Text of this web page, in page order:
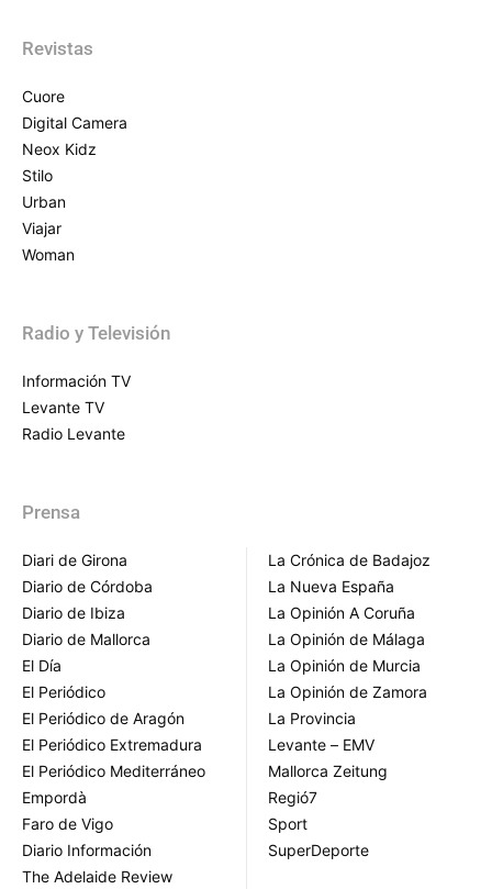
Revistas
Cuore
Digital Camera
Neox Kidz
Stilo
Urban
Viajar
Woman
Radio y Televisión
Información TV
Levante TV
Radio Levante
Prensa
Diari de Girona
Diario de Córdoba
Diario de Ibiza
Diario de Mallorca
El Día
El Periódico
El Periódico de Aragón
El Periódico Extremadura
El Periódico Mediterráneo
Empordà
Faro de Vigo
Diario Información
The Adelaide Review
La Crónica de Badajoz
La Nueva España
La Opinión A Coruña
La Opinión de Málaga
La Opinión de Murcia
La Opinión de Zamora
La Provincia
Levante – EMV
Mallorca Zeitung
Regió7
Sport
SuperDeporte